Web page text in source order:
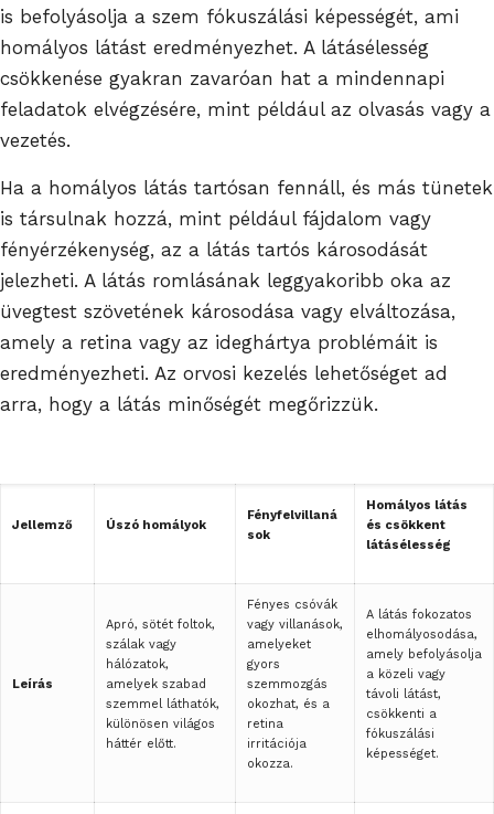
is befolyásolja a szem fókuszálási képességét, ami
homályos látást eredményezhet. A látásélesség
csökkenése gyakran zavaróan hat a mindennapi
feladatok elvégzésére, mint például az olvasás vagy a
vezetés.
Ha a homályos látás tartósan fennáll, és más tünetek
is társulnak hozzá, mint például fájdalom vagy
fényérzékenység, az a látás tartós károsodását
jelezheti. A látás romlásának leggyakoribb oka az
üvegtest szövetének károsodása vagy elváltozása,
amely a retina vagy az ideghártya problémáit is
eredményezheti. Az orvosi kezelés lehetőséget ad
arra, hogy a látás minőségét megőrizzük.
Jellemző Úszó homályok
Fényfelvillaná
sok
Homályos látás
és csökkent
látásélesség
Leírás
Apró, sötét foltok,
szálak vagy
hálózatok,
amelyek szabad
szemmel láthatók,
különösen világos
háttér előtt.
Fényes csóvák
vagy villanások,
amelyeket
gyors
szemmozgás
okozhat, és a
retina
irritációja
okozza.
A látás fokozatos
elhomályosodása,
amely befolyásolja
a közeli vagy
távoli látást,
csökkenti a
fókuszálási
képességet.